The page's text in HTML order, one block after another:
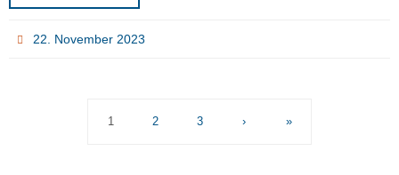
22. November 2023
1 2 3 › »